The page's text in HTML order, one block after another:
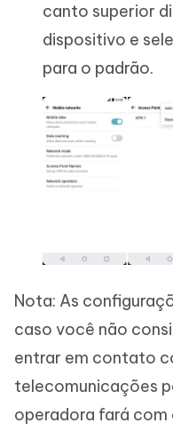
canto superior
dispositivo e
para o padrão.
Nota: As
caso você não
entrar em contato
telecomunicações
operadora fará